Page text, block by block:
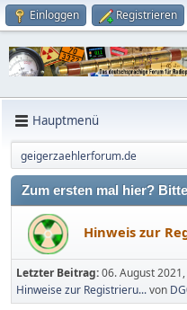
Einloggen Registrieren
Hauptmenü
geigerzaehlerforum.de
Zum ersten mal hier?
Hinweis zur
Letzter Beitrag:06. August
Hinweise zur Registrieru...von